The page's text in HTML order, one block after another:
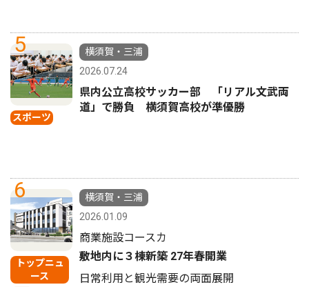
5
スポーツ
横須賀・三浦
2026.07.24
県内公立高校サッカー部 「リアル文武両
道」で勝負 横須賀高校が準優勝
6
トップニュ
ース
横須賀・三浦
2026.01.09
商業施設コースカ
敷地内に３棟新築 27年春開業
日常利用と観光需要の両面展開